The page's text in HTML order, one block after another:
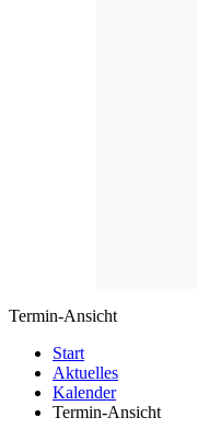
Termin-Ansicht
Start
Aktuelles
Kalender
Termin-Ansicht